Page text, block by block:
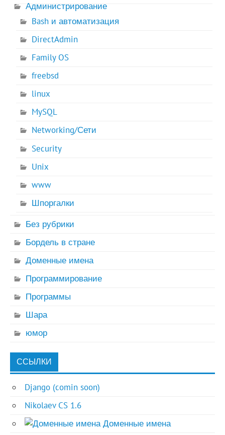
Администрирование
Bash и автоматизация
DirectAdmin
Family OS
freebsd
linux
MySQL
Networking/Сети
Security
Unix
www
Шпоргалки
Без рубрики
Бордель в стране
Доменные имена
Программирование
Программы
Шара
юмор
ССЫЛКИ
Django (comin soon)
Nikolaev CS 1.6
Доменные имена